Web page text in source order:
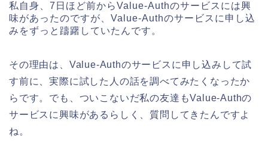
私自身、7日ほど前からValue-Authのサービスには興
味があったのですが、Value-Authのサービスに申し込
みをずっと躊躇していたんです。
その理由は、Value-Authのサービスに申し込みして試
す前に、実際に試した人の話を調べてみたくなったか
らです。でも、ついこないだ私の友達もValue-Authの
サービスに興味があるらしく、質問してきたんですよ
ね。